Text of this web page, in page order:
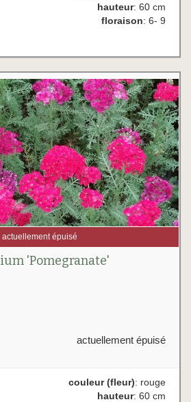
hauteur: 60 cm
floraison: 6- 9
actuellement épuisé
'Pomegranate'
actuellement épuisé
couleur (fleur): rouge
hauteur: 60 cm